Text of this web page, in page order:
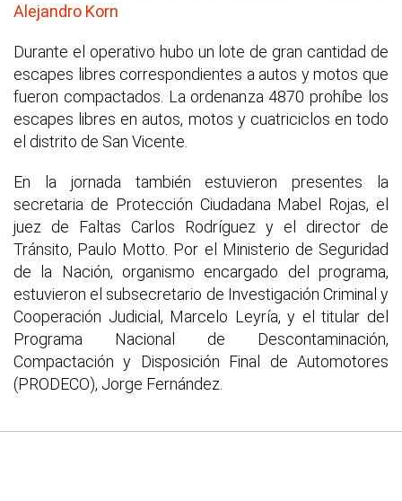
Alejandro Korn
Durante el operativo hubo un lote de gran cantidad de
escapes libres correspondientes a autos y motos que
fueron compactados. La ordenanza 4870 prohíbe los
escapes libres en autos, motos y cuatriciclos en todo
el distrito de San Vicente.
En la jornada también estuvieron presentes la
secretaria de Protección Ciudadana Mabel Rojas, el
juez de Faltas Carlos Rodríguez y el director de
Tránsito, Paulo Motto. Por el Ministerio de Seguridad
de la Nación, organismo encargado del programa,
estuvieron el subsecretario de Investigación Criminal y
Cooperación Judicial, Marcelo Leyría, y el titular del
Programa Nacional de Descontaminación,
Compactación y Disposición Final de Automotores
(PRODECO), Jorge Fernández.